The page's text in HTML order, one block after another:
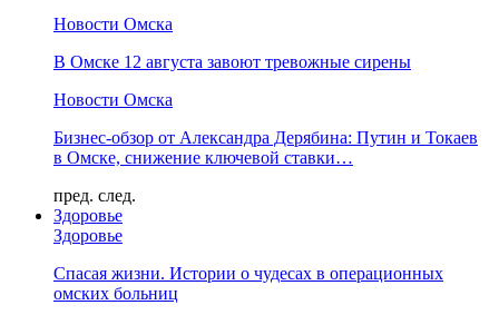
Новости Омска
В Омске 12 августа завоют тревожные сирены
Новости Омска
Бизнес-обзор от Александра Дерябина: Путин и Токаев
в Омске, снижение ключевой ставки…
пред. след.
Здоровье
Здоровье
Спасая жизни. Истории о чудесах в операционных
омских больниц